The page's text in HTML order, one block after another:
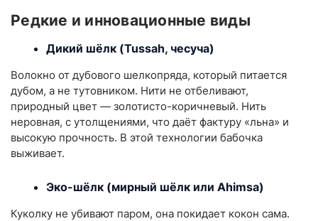
Редкие и инновационные виды
Дикий шёлк (Tussah, чесуча)
Волокно от дубового шелкопряда, который питается
дубом, а не тутовником. Нити не отбеливают,
природный цвет — золотисто-коричневый. Нить
неровная, с утолщениями, что даёт фактуру «льна» и
высокую прочность. В этой технологии бабочка
выживает.
Эко-шёлк (мирный шёлк или Ahimsa)
Куколку не убивают паром, она покидает кокон сама.